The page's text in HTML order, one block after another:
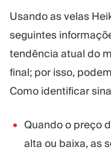
Usando as velas
seguintes
tendência atual do
final; por isso,
Como identificar
Quando o preço
alta ou baixa, as